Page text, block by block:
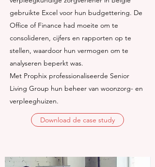
gebruikte Excel voor hun budgettering. De
Office of Finance had moeite om te
consolideren, cijfers en rapporten op te
stellen, waardoor hun vermogen om te
analyseren beperkt was.
Met Prophix professionaliseerde Senior
Living Group hun beheer van woonzorg- en
verpleeghuizen.
Download de case study